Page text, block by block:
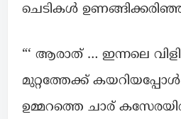
ചെടികൾ
“‘ ആരാത് … ഇന്നലെ
മുറ്റത്തേക്ക്
ഉമ്മറത്തെ ചാര്